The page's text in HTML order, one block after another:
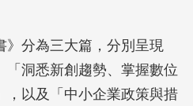
》分為三大篇，分別呈現
「洞悉新創趨勢、掌握數位
，以及「中小企業政策與措